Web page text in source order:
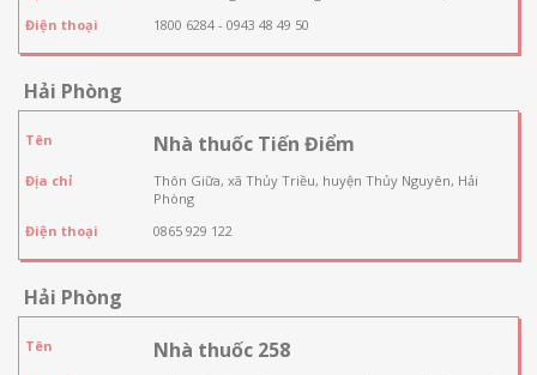
Điện thoại
1800 6284 - 0943 48 49 50
Hải Phòng
Tên Nhà thuốc Tiến Điểm
Địa chỉ
Thôn Giữa, xã Thủy Triều, huyện Thủy Nguyên, Hải
Phòng
Điện thoại
0865 929 122
Hải Phòng
Tên Nhà thuốc 258